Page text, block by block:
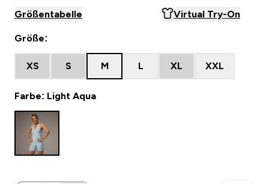
Größentabelle Virtual Try-On
Größe:
XS S M L XL XXL
Farbe: Light Aqua